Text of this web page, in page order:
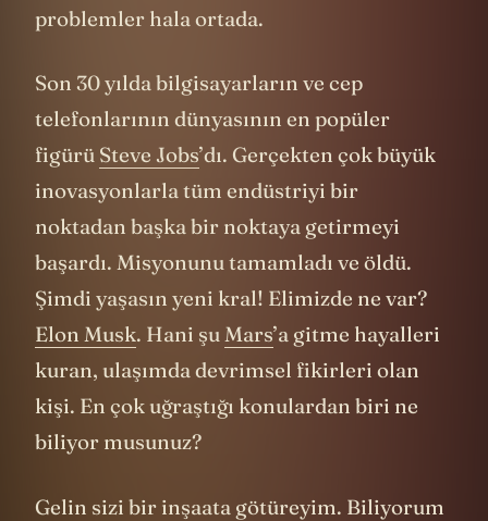
problemler hala ortada.
Son 30 yılda bilgisayarların ve cep
telefonlarının dünyasının en popüler
figürü Steve Jobs’dı. Gerçekten çok büyük
inovasyonlarla tüm endüstriyi bir
noktadan başka bir noktaya getirmeyi
başardı. Misyonunu tamamladı ve öldü.
Şimdi yaşasın yeni kral! Elimizde ne var?
Elon Musk. Hani şuMars’a gitme hayalleri
kuran, ulaşımda devrimsel fikirleri olan
kişi. En çok uğraştığı konulardan biri ne
biliyor musunuz?
Gelin sizi bir inşaata götüreyim. Biliyorum